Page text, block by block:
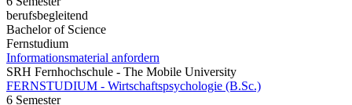
berufsbegleitend
Bachelor of Science
Fernstudium
Informationsmaterial anfordern
SRH Fernhochschule - The Mobile University
FERNSTUDIUM - Wirtschaftspsychologie (B.Sc.)
6 Semester